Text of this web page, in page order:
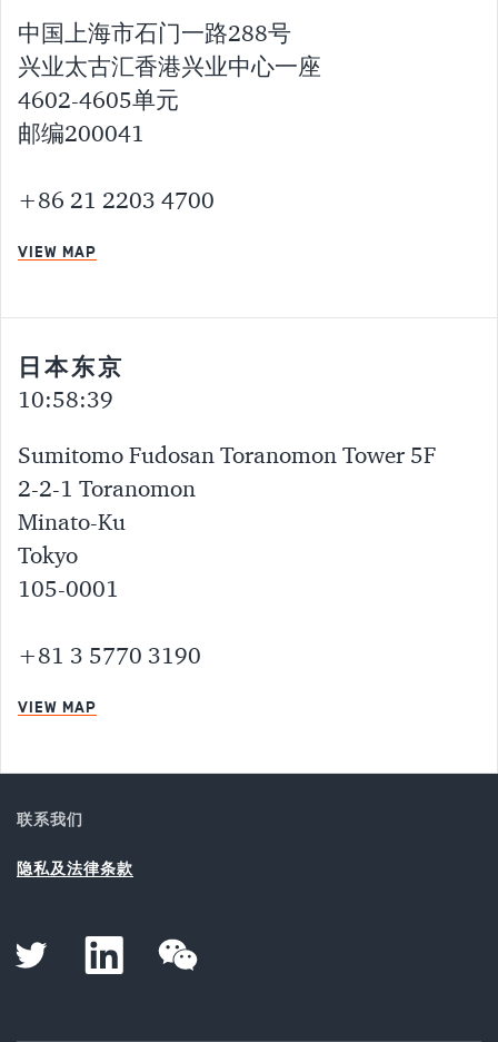
中国上海市石门一路288号
兴业太古汇香港兴业中心一座
4602-4605单元
邮编200041
+86 21 2203 4700
VIEW MAP
日本东京
10:58:40
Sumitomo Fudosan Toranomon Tower 5F
2-2-1 Toranomon
Minato-Ku
Tokyo
105-0001
+81 3 5770 3190
VIEW MAP
联系我们
隐私及法律条款